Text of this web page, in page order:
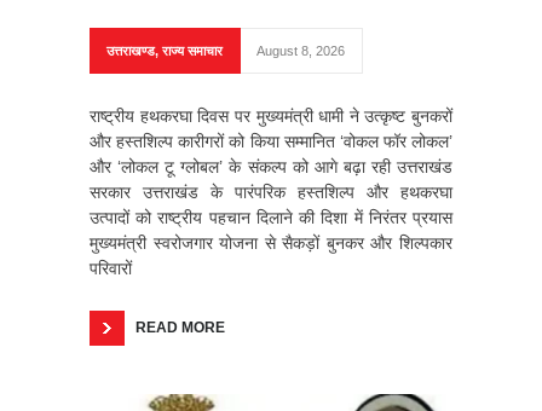
उत्तराखण्ड,राज्य समाचार August 8, 2026
राष्ट्रीय हथकरघा दिवस पर मुख्यमंत्री धामी ने उत्कृष्ट बुनकरों
और हस्तशिल्प कारीगरों को किया सम्मानित ‘वोकल फॉर लोकल’
और ‘लोकल टू ग्लोबल’ के संकल्प को आगे बढ़ा रही उत्तराखंड
सरकार उत्तराखंड के पारंपरिक हस्तशिल्प और हथकरघा
उत्पादों को राष्ट्रीय पहचान दिलाने की दिशा में निरंतर प्रयास
मुख्यमंत्री स्वरोजगार योजना से सैकड़ों बुनकर और शिल्पकार
परिवारों
READ MORE